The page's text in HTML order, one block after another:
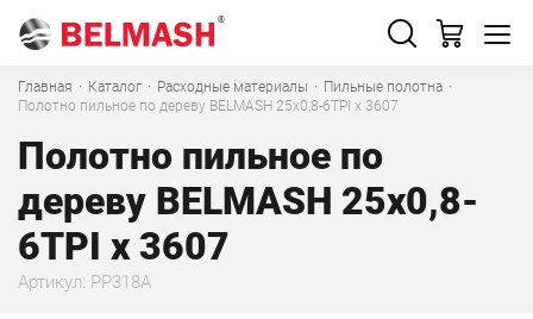
Главная · Каталог · Расходные материалы · Пильные полотна ·
Полотно пильное по дереву BELMASH 25x0,8-6TPI x 3607
Полотно пильное по
дереву BELMASH 25x0,8-
6TPI x 3607
Артикул: PP318A